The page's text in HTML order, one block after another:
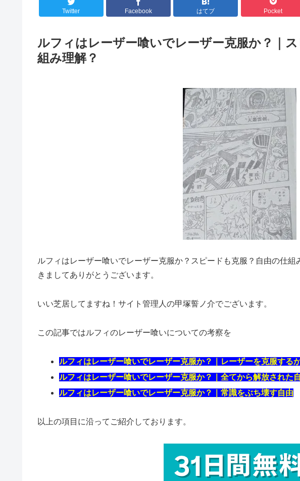
Twitter Facebook はてブ Pocket
ルフィはレーザー喰いでレーザー克服か？｜
組み理解？
ルフィはレーザー喰いでレーザー克服か？スピードも克服？自由の仕
きましてありがとうございます。
いい芝居してますね！サイト管理人の甲塚誓ノ介でございます。
この記事ではルフィのレーザー喰いについての考察を
ルフィはレーザー喰いでレーザー克服か？｜レーザーを克服する
ルフィはレーザー喰いでレーザー克服か？｜全てから解放された
ルフィはレーザー喰いでレーザー克服か？｜常識をぶち壊す自由
以上の項目に沿ってご紹介しております。